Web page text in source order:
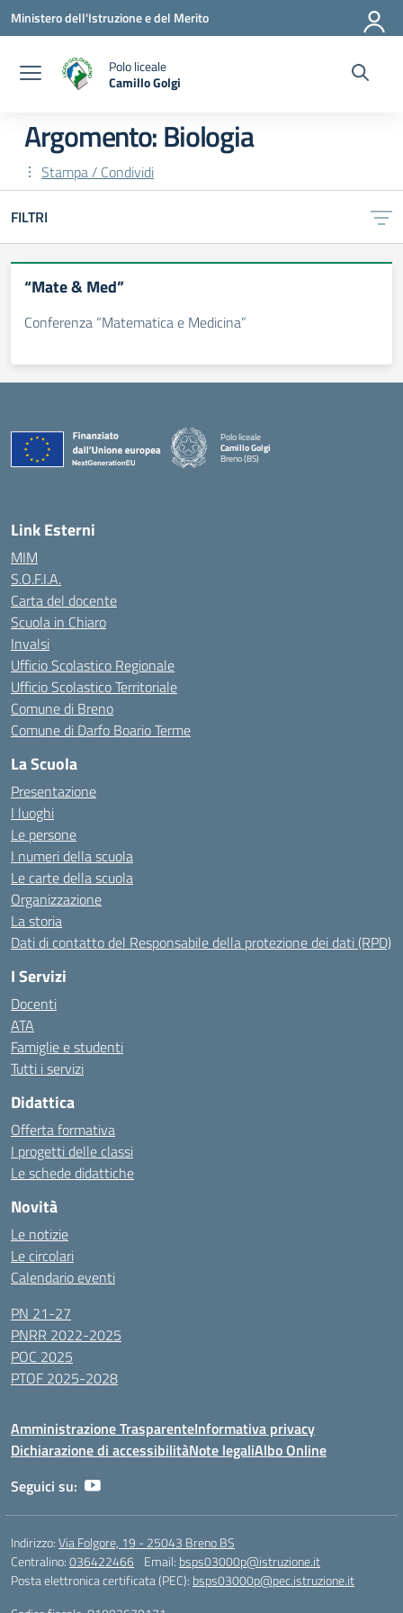
Vai ai contenuti
Vai al menu di navigazione
Vai al footer
Ministero dell'Istruzione e del Merito
Polo liceale
Camillo Golgi
— Visita la pagina iniziale della scuola
Argomento: Biologia
Stampa / Condividi
FILTRI
“Mate & Med”
Conferenza “Matematica e Medicina”
Polo liceale
Camillo Golgi
Breno (BS)
Link Esterni
MIM
S.O.F.I.A.
Carta del docente
Scuola in Chiaro
Invalsi
Ufficio Scolastico Regionale
Ufficio Scolastico Territoriale
Comune di Breno
Comune di Darfo Boario Terme
La Scuola
Presentazione
I luoghi
Le persone
I numeri della scuola
Le carte della scuola
Organizzazione
La storia
Dati di contatto del Responsabile della protezione dei dati (RPD)
I Servizi
Docenti
ATA
Famiglie e studenti
Tutti i servizi
Didattica
Offerta formativa
I progetti delle classi
Le schede didattiche
Novità
Le notizie
Le circolari
Calendario eventi
PN 21-27
PNRR 2022-2025
POC 2025
PTOF 2025-2028
Amministrazione TrasparenteInformativa privacy
Dichiarazione di accessibilitàNote legaliAlbo Online
Seguici su:
Indirizzo:Via Folgore, 19 - 25043 Breno BS
Centralino:036422466 Email: bsps03000p@istruzione.it
Posta elettronica certificata (PEC): bsps03000p@pec.istruzione.it